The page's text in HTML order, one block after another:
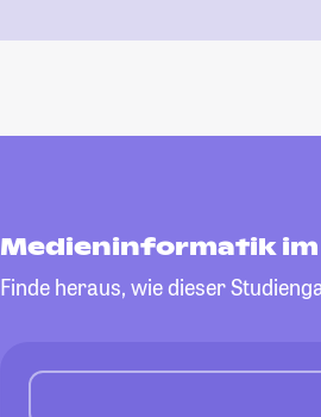
Medieninformatik im
Finde heraus, wie dieser